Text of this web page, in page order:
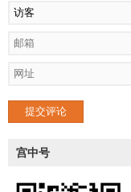
提交评论
宫中号